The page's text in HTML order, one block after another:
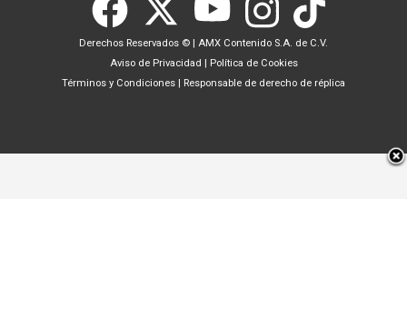
Derechos Reservados © | AMX Contenido S.A. de C.V.
Aviso de Privacidad | Política de Cookies
Términos y Condiciones | Responsable de derecho de réplica